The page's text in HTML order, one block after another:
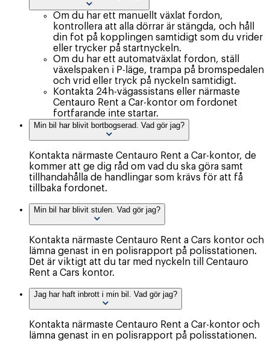
Om du har ett manuellt växlat fordon,
kontrollera att alla dörrar är stängda, och håll
din fot på kopplingen samtidigt som du vrider
eller trycker på startnyckeln.
Om du har ett automatväxlat fordon, ställ
växelspaken i P-läge, trampa på bromspedalen
och vrid eller tryck på nyckeln samtidigt.
Kontakta 24h-vägassistans eller närmaste
Centauro Rent a Car-kontor om fordonet
fortfarande inte startar.
Min bil har blivit bortbogserad. Vad gör jag?
Kontakta närmaste Centauro Rent a Car-kontor, de
kommer att ge dig råd om vad du ska göra samt
tillhandahålla de handlingar som krävs för att få
tillbaka fordonet.
Min bil har blivit stulen. Vad gör jag?
Kontakta närmaste Centauro Rent a Cars kontor och
lämna genast in en polisrapport på polisstationen.
Det är viktigt att du tar med nyckeln till Centauro
Rent a Cars kontor.
Jag har haft inbrott i min bil. Vad gör jag?
Kontakta närmaste Centauro Rent a Car-kontor och
lämna genast in en polisrapport på polisstationen.